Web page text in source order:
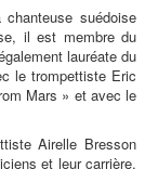
suédoise
il est membre du
lauréate du
le trompettiste Eric
Mars » et avec le
Airelle Bresson
et leur carrière.